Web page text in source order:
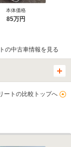
本体価格
85万円
の中古車情報を見る
ートの比較トップへ